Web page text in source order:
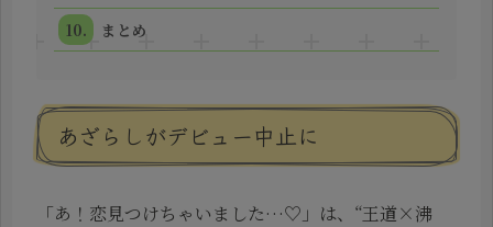
まとめ
あざらしがデビュー中止に
「あ！恋見つけちゃいました…♡」は、“王道×沸